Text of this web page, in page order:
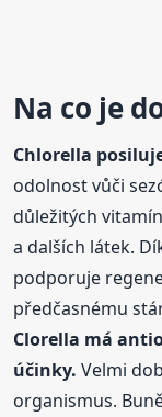
Na co je
Chlorella
odolnost vůči
důležitých
a dalších látek.
podporuje
předčasnému
Clorella má
účinky. Velmi
organismus.